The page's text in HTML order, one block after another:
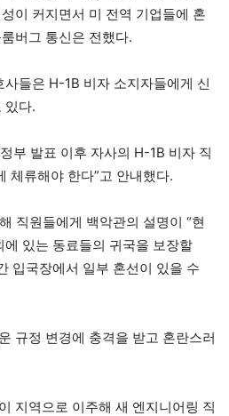
이 커지면서 미 전역 기업들에 혼
버그 통신은 전했다.
들은 H-1B 비자 소지자들에게 신
있다.
부 발표 이후 자사의 H-1B 비자 직
체류해야 한다”고 안내했다.
직원들에게 백악관의 설명이 “현
있는 동료들의 귀국을 보장할
입국장에서 일부 혼선이 있을 수
규정 변경에 충격을 받고 혼란스러
지역으로 이주해 새 엔지니어링 직